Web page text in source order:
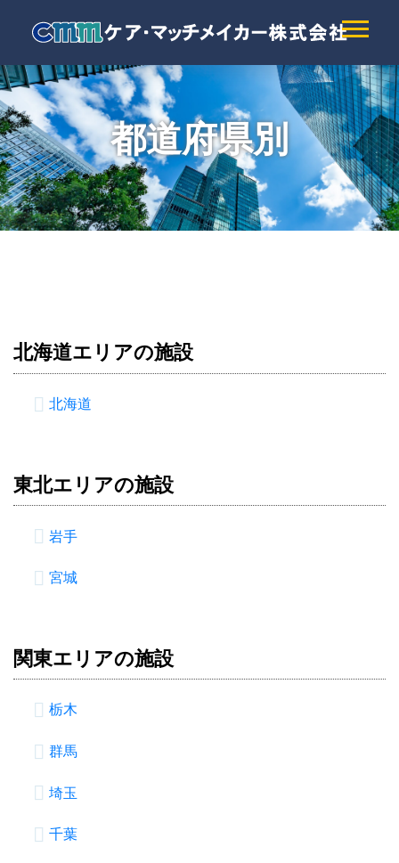
都道府県別
北海道エリアの施設
北海道
東北エリアの施設
岩手
宮城
関東エリアの施設
栃木
群馬
埼玉
千葉